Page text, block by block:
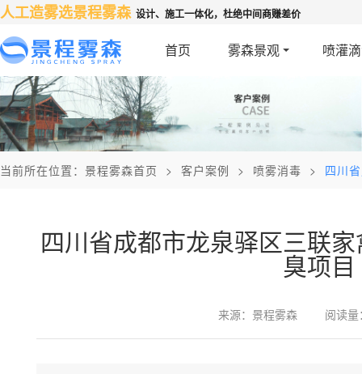
人工造雾选景程雾森 设计、施工一体化，杜绝中间商赚差价
首页 雾森景观 喷灌
当前所在位置： 景程雾森首页 > 客户案例 > 喷雾消毒 > 四川
四川省成都市龙泉驿区三联
臭项目
来源：景程雾森 阅读